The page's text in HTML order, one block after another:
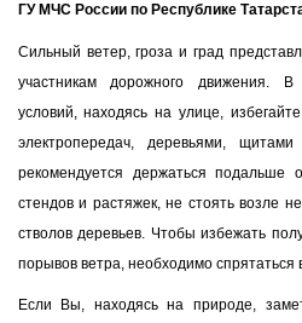
ГУ МЧС России по Республике
Сильный ветер, гроза и град
участникам дорожного движения.
условий, находясь на улице,
электропередач, деревьями,
рекомендуется держаться подальше
стендов и растяжек, не стоять возле
стволов деревьев. Чтобы избежать
порывов ветра, необходимо
Если Вы, находясь на природе,